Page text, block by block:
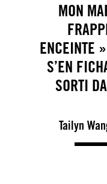
MON
ENCEINTE
S’EN
SORTI
Tailyn